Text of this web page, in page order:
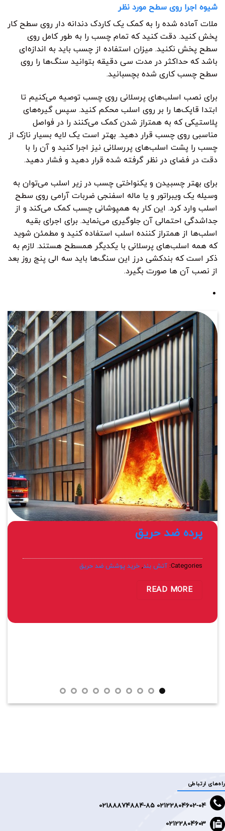
شیوه اجرا روی سطح مورد نظر
ملات آماده شده را به کمک یک کاردک دندانه دار روی سطح کار
پخش کنید. دقت کنید که تمام چسب را به طور کامل روی
سطح پخش نکنید. میزان استفاده از چسب باید به اندازه‌ای
باشد که حداکثر در مدت سی دقیقه بتوانید سنگ‌ها را روی
سطح چسب کاری شده بچسبانید.
برای نصب اسلب‌های پرسلانی روی چسب توصیه می‌کنیم تا
ابتدا قاپک‌ها را بر روی اسلب محکم کنید. سپس گیره‌های
پلاستیکی که به همتراز شدن کمک می‌کنند را در فواصل
مناسبی روی چسب قرار دهید. بهتر است یک لایه بسیار نازک از
چسب را پشت اسلب‌های پررسلانی نیز اجرا کنید و آن را با
دقت در فضای در نظر گرفته شده قرار دهید و فشار دهید.
برای بهتر چسبیدن و یکنواختی چسب در زیر اسلب می‌توان به
وسیله یک ویبراتور و یا ماله اسفنجی ضربات آرامی روی سطح
اسلب وارد کرد. این کار به همپوشانی چسب کمک می‌کند و از
جداشدگی احتمالی آن جلوگیری می‌نماید. برای اجرای بقیه
اسلب‌ها از همتراز کننده اسلب استفاده کنید و مطمئن شوید
که همه اسلب‌های پرسلانی با یکدیگر همسطح هستند. لازم به
ذکر است که بندکشی درز این سنگ‌ها باید سه الی پنج روز بعد
از نصب آن ها صورت بگیرد.
پرده ضد حریق
Categories: آتش بند, خرید پوشش ضد حریق
READ MORE
راه‌های ارتباطی
02122804602-04 0
2188874884-85
02122804603